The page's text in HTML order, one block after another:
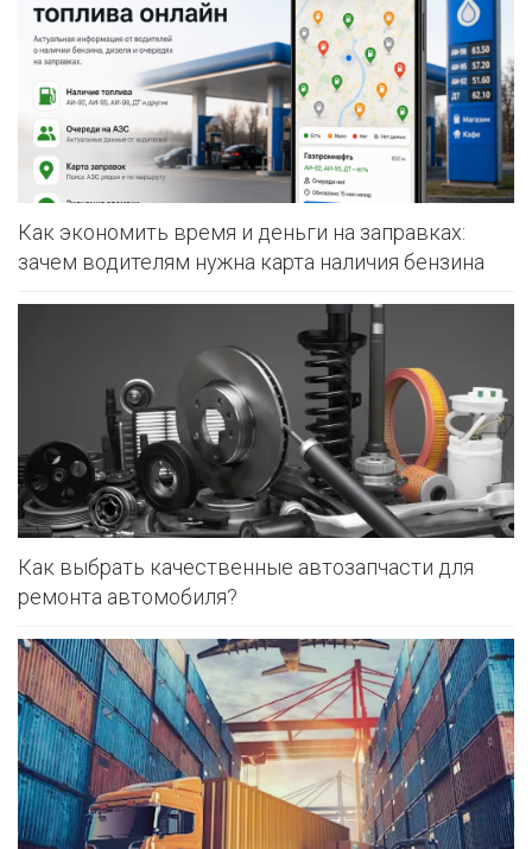
Как экономить время и деньги на заправках:
зачем водителям нужна карта наличия бензина
Как выбрать качественные автозапчасти для
ремонта автомобиля?